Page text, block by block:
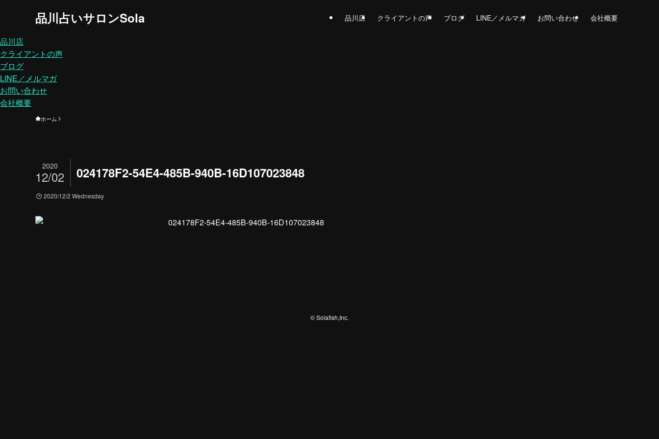
品川占いサロンSola 品川店 クライアントの声 ブログ LINE／メルマガ お問い合わせ 会社概要
品川店
クライアントの声
ブログ
LINE／メルマガ
お問い合わせ
会社概要
ホーム
024178F2-54E4-485B-940B-16D107023848
2020
12/02
2020/12/2 Wednesday
©Solafish,Inc.